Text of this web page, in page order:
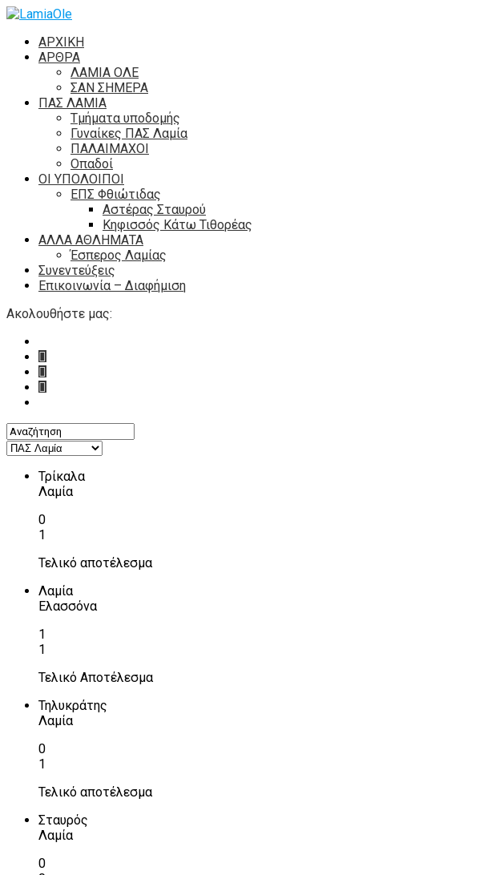
ΑΡΧΙΚΗ
ΑΡΘΡΑ
ΛΑΜΙΑ ΟΛΕ
ΣΑΝ ΣΗΜΕΡΑ
ΠΑΣ ΛΑΜΙΑ
Τμήματα υποδομής
Γυναίκες ΠΑΣ Λαμία
ΠΑΛΑΙΜΑΧΟΙ
Οπαδοί
ΟΙ ΥΠΟΛΟΙΠΟΙ
ΕΠΣ Φθιώτιδας
Αστέρας Σταυρού
Κηφισσός Κάτω Τιθορέας
ΑΛΛΑ ΑΘΛΗΜΑΤΑ
Έσπερος Λαμίας
Συνεντεύξεις
Επικοινωνία – Διαφήμιση
Ακολουθήστε μας:
Τρίκαλα
Λαμία
0
1
Τελικό αποτέλεσμα
Λαμία
Ελασσόνα
1
1
Τελικό Αποτέλεσμα
Τηλυκράτης
Λαμία
0
1
Τελικό αποτέλεσμα
Σταυρός
Λαμία
0